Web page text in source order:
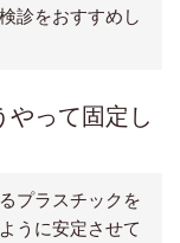
診をおすすめし
やって固定し
プラスチックを
うに安定させて